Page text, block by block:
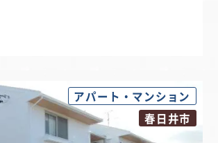
アパート・マンション
春日井市